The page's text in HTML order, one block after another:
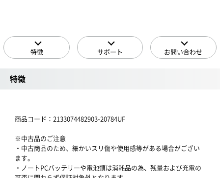
特徴 サポート お問い合わせ
特徴
商品コード：2133074482903-20784UF
※中古品のご注意
・中古商品のため、細かいスリ傷や使用感等がある場合がござい
ます。
・ノートPCバッテリーや電池類は消耗品の為、残量および充電の